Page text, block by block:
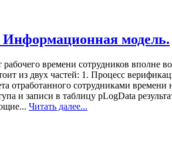
модель.
времени сотрудников вполне
из двух частей: 1. Процесс
отработанного сотрудниками
и записи в таблицу pLogData
Читать далее...